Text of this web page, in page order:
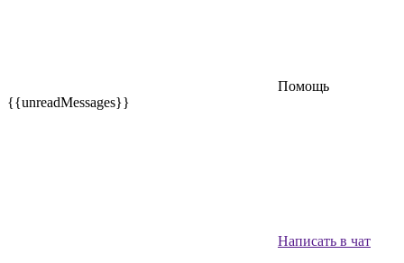
Помощь
{{unreadMessages}}
Написать в чат